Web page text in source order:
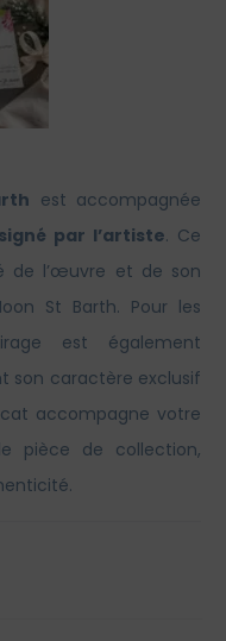
est accompagnée
par l’artiste. Ce
de l’œuvre et de son
St Barth. Pour les
est également
son caractère exclusif
accompagne votre
pièce de collection,